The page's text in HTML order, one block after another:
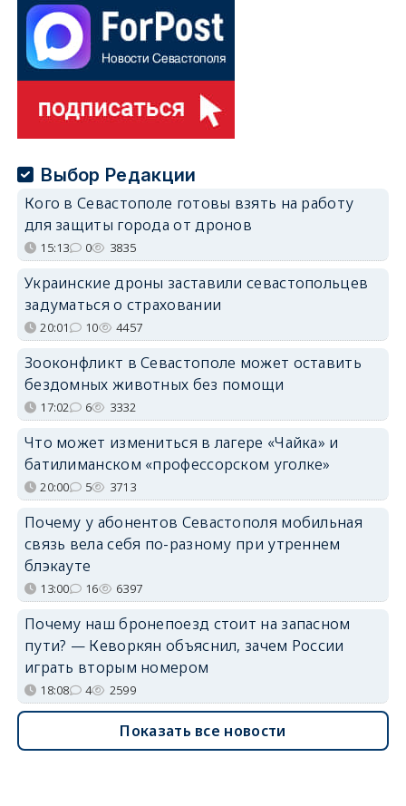
Выбор Редакции
Кого в Севастополе готовы взять на работу
для защиты города от дронов
15:13 0 3835
Украинские дроны заставили севастопольцев
задуматься о страховании
20:01 10 4457
Зооконфликт в Севастополе может оставить
бездомных животных без помощи
17:02 6 3332
Что может измениться в лагере «Чайка» и
батилиманском «профессорском уголке»
20:00 5 3713
Почему у абонентов Севастополя мобильная
связь вела себя по-разному при утреннем
блэкауте
13:00 16 6397
Почему наш бронепоезд стоит на запасном
пути? — Кеворкян объяснил, зачем России
играть вторым номером
18:08 4 2599
Показать все новости